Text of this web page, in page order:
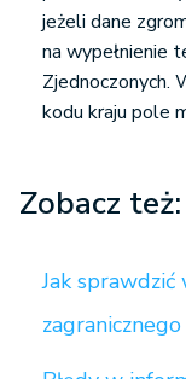
jeżeli dane
na wypełnienie
Zjednoczonych.
kodu kraju pole
Zobacz też:
Jak